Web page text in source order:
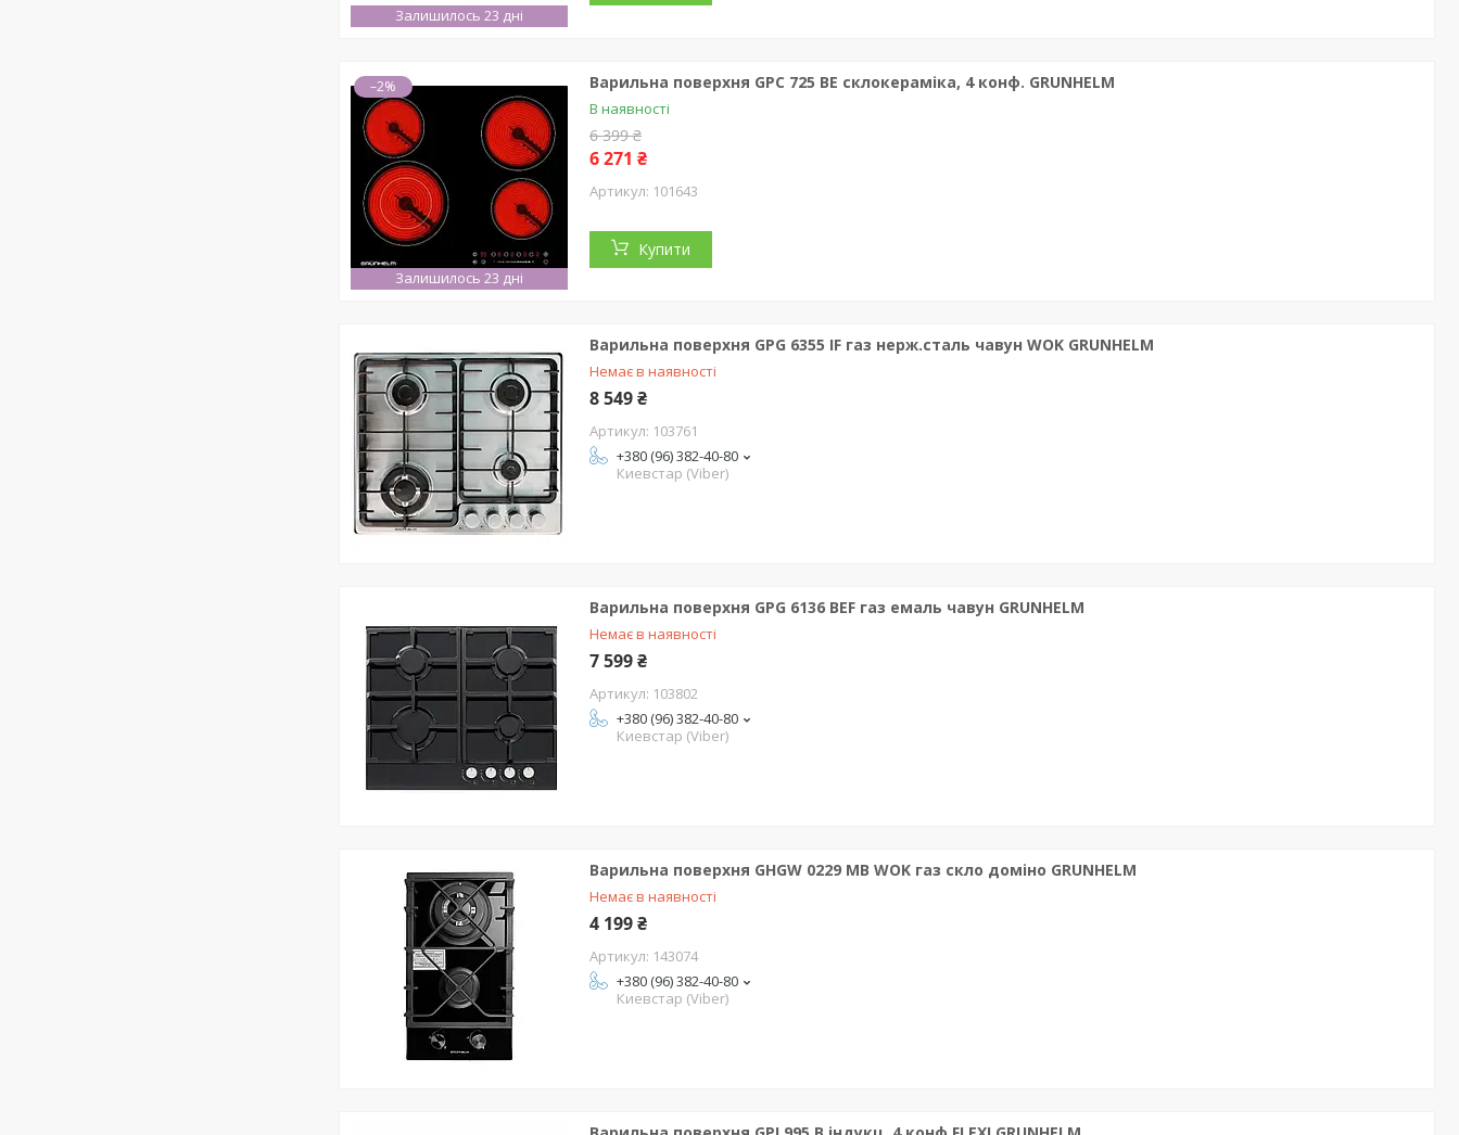
Залишилось 23 дні
–2%
Залишилось 23 дні
Варильна поверхня GPC 725 BE склокераміка, 4 конф. GRUNHELM
В наявності
6 399 ₴
6 271 ₴
101643
Купити
Варильна поверхня GPG 6355 IF газ нерж.сталь чавун WOK GRUNHELM
Немає в наявності
8 549 ₴
103761
+380 (96) 382-40-80
Киевстар (Viber)
Варильна поверхня GPG 6136 BEF газ емаль чавун GRUNHELM
Немає в наявності
7 599 ₴
103802
+380 (96) 382-40-80
Киевстар (Viber)
Варильна поверхня GHGW 0229 MB WOK газ скло доміно GRUNHELM
Немає в наявності
4 199 ₴
143074
+380 (96) 382-40-80
Киевстар (Viber)